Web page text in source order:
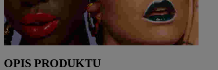
OPIS PRODUKTU